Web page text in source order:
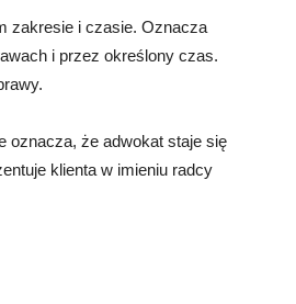
zakresie i czasie. Oznacza
i przez określony czas.
oznacza, że adwokat staje się
klienta w imieniu radcy